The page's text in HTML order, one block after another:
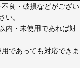
良・破損などがござい
い。
内・未使用であれば対
であっても対応できま